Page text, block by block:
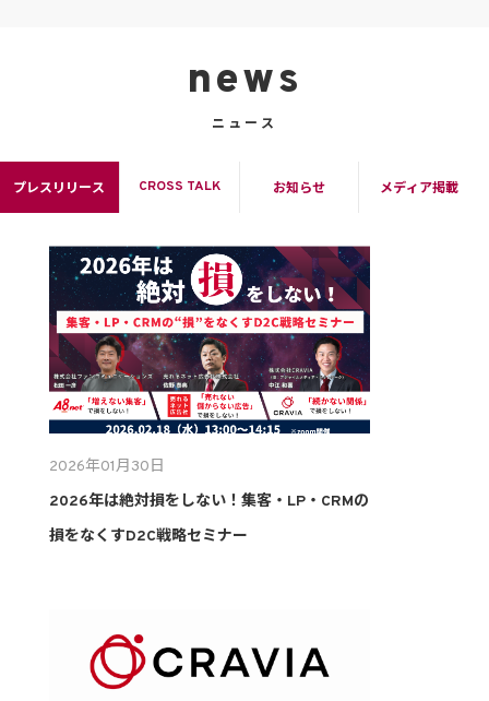
news
ニュース
プレスリリース CROSS TALK お知らせ メディア掲載
2026年01月30日
2026年は絶対損をしない！集客・LP・CRMの
損をなくすD2C戦略セミナー